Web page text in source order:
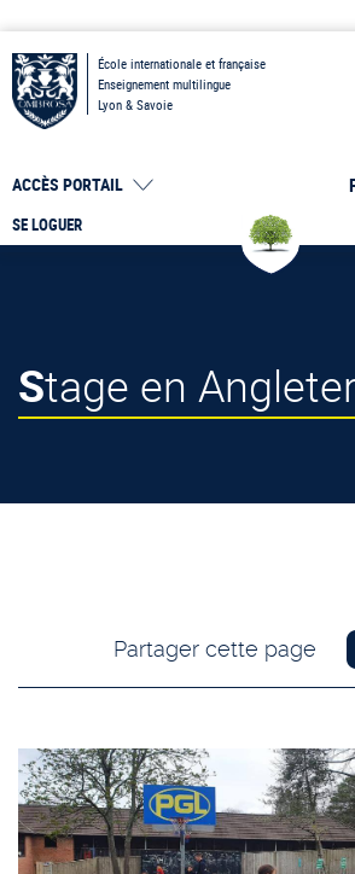
École internationale et française
Enseignement multilingue
Lyon & Savoie
SE LOGUER
ACCÈS PORTAIL
Stage en
Partager cette page